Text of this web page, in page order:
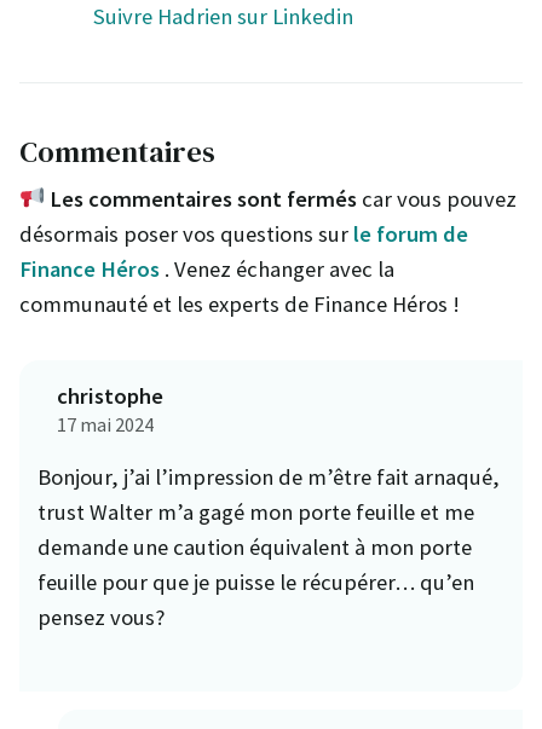
Suivre Hadrien sur Linkedin
Commentaires
Les commentaires sont fermés car vous pouvez
désormais poser vos questions sur le forum de
Finance Héros . Venez échanger avec la
communauté et les experts de Finance Héros !
christophe
17 mai 2024
Bonjour, j’ai l’impression de m’être fait arnaqué,
trust Walter m’a gagé mon porte feuille et me
demande une caution équivalent à mon porte
feuille pour que je puisse le récupérer… qu’en
pensez vous?